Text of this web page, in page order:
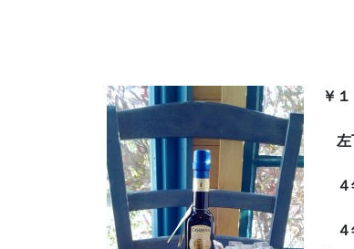
￥
左
４